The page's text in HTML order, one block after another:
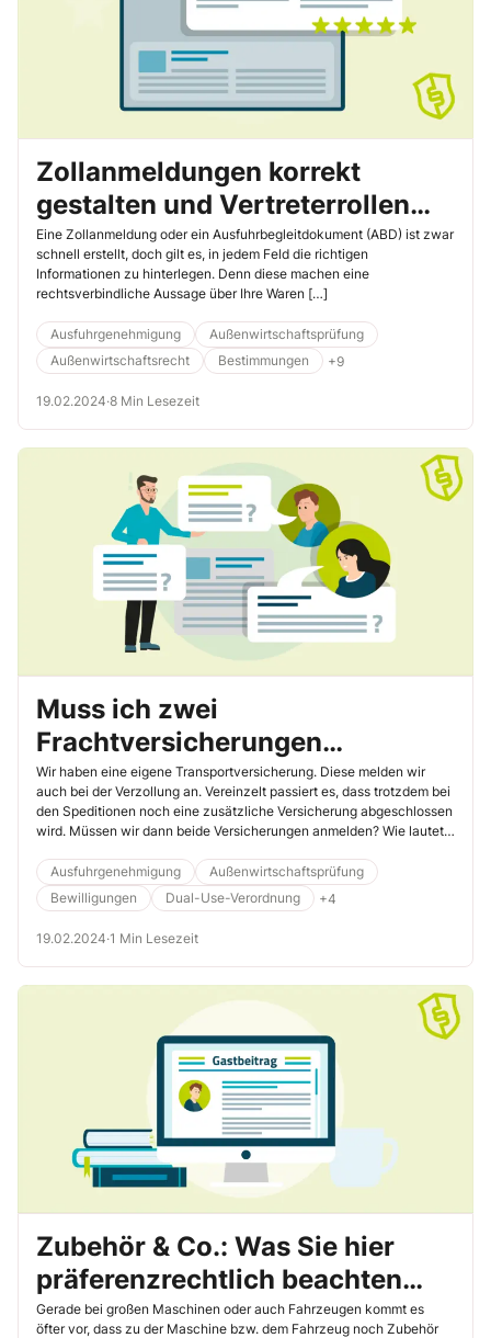
Zollanmeldungen korrekt
gestalten und Vertreterrollen
wählen – So machen Sie alles
richtig!
Eine Zollanmeldung oder ein Ausfuhrbegleitdokument (ABD) ist zwar
schnell erstellt, doch gilt es, in jedem Feld die richtigen
Informationen zu hinterlegen. Denn diese machen eine
rechtsverbindliche Aussage über Ihre Waren […]
Ausfuhrgenehmigung
Außenwirtschaftsprüfung
Außenwirtschaftsrecht
Bestimmungen +9
19.02.2024·8 Min Lesezeit
Muss ich zwei
Frachtversicherungen
anmelden?
Wir haben eine eigene Transportversicherung. Diese melden wir
auch bei der Verzollung an. Vereinzelt passiert es, dass trotzdem bei
den Speditionen noch eine zusätzliche Versicherung abgeschlossen
wird. Müssen wir dann beide Versicherungen anmelden? Wie lautet
Ausfuhrgenehmigung
Außenwirtschaftsprüfung
Bewilligungen
Dual-Use-Verordnung +4
19.02.2024·1 Min Lesezeit
Zubehör & Co.: Was Sie hier
präferenzrechtlich beachten
müssen
Gerade bei großen Maschinen oder auch Fahrzeugen kommt es
öfter vor, dass zu der Maschine bzw. dem Fahrzeug noch Zubehör